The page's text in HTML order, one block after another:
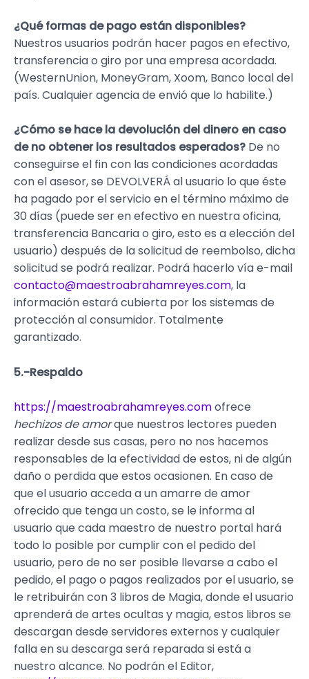
¿Qué formas de pago están disponibles?
Nuestros usuarios podrán hacer pagos en efectivo,
transferencia o giro por una empresa acordada.
(WesternUnion, MoneyGram, Xoom, Banco local del
país. Cualquier agencia de envió que lo habilite.)
¿Cómo se hace la devolución del dinero en caso
de no obtener los resultados esperados? De no
conseguirse el fin con las condiciones acordadas
con el asesor, se DEVOLVERÁ al usuario lo que éste
ha pagado por el servicio en el término máximo de
30 días (puede ser en efectivo en nuestra oficina,
transferencia Bancaria o giro, esto es a elección del
usuario) después de la solicitud de reembolso, dicha
solicitud se podrá realizar. Podrá hacerlo vía e-mail
contacto@maestroabrahamreyes.com, la
información estará cubierta por los sistemas de
protección al consumidor. Totalmente
garantizado.
5.-Respaldo
https://maestroabrahamreyes.comofrece
hechizos de amorque nuestros lectores pueden
realizar desde sus casas, pero no nos hacemos
responsables de la efectividad de estos, ni de algún
daño o perdida que estos ocasionen. En caso de
que el usuario acceda a un amarre de amor
ofrecido que tenga un costo, se le informa al
usuario que cada maestro de nuestro portal hará
todo lo posible por cumplir con el pedido del
usuario, pero de no ser posible llevarse a cabo el
pedido, el pago o pagos realizados por el usuario, se
le retribuirán con 3 libros de Magia, donde el usuario
aprenderá de artes ocultas y magia, estos libros se
descargan desde servidores externos y cualquier
falla en su descarga será reparada si está a
nuestro alcance. No podrán el Editor,